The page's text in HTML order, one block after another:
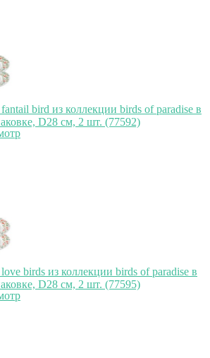
bird из коллекции birds of paradise в
D28 см, 2 шт. (77592)
birds из коллекции birds of paradise в
D28 см, 2 шт. (77595)